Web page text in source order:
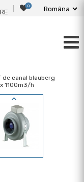
0
canal blauberg
1100m3/h